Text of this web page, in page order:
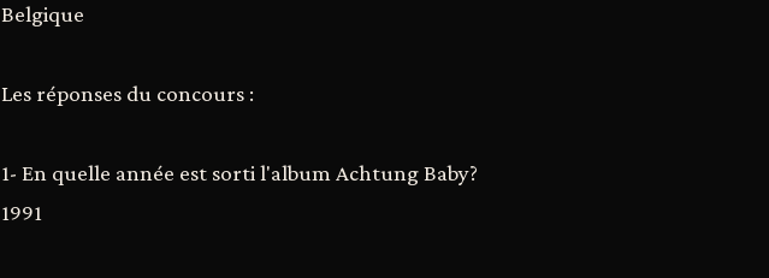
Belgique
Les réponses du concours :
1- En quelle année est sorti l'album Achtung Baby?
1991